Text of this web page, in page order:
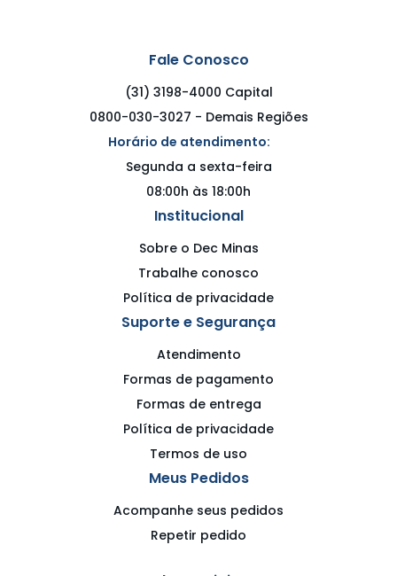
Fale Conosco
(31) 3198-4000 Capital
0800-030-3027 - Demais Regiões
Horário de atendimento:
Segunda a sexta-feira
08:00h às 18:00h
Institucional
Sobre o Dec Minas
Trabalhe conosco
Política de privacidade
Suporte e Segurança
Atendimento
Formas de pagamento
Formas de entrega
Política de privacidade
Termos de uso
Meus Pedidos
Acompanhe seus pedidos
Repetir pedido